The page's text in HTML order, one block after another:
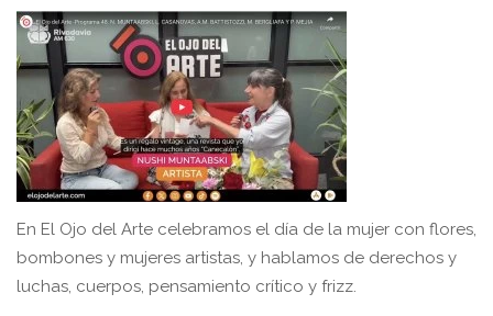
En El Ojo del Arte celebramos el día de la mujer con flores,
bombones y mujeres artistas, y hablamos de derechos y
luchas, cuerpos, pensamiento crítico y frizz.